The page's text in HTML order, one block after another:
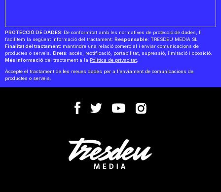
PROTECCIÓ DE DADES: De conformitat amb les normatives de protecció de dades, li
facilitem la següent informació del tractament: Responsable: TRESDEU MEDIA SL
Finalitat del tractament: mantindre una relació comercial i enviar comunicacions de
productes o serveis. Drets: accés, rectificació, portabilitat, supressió, limitació i oposició.
Més informació del tractament a la Política de privacitat
Accepte el tractament de les meues dades per a l'enviament de comunicacions de
productes o serveis.